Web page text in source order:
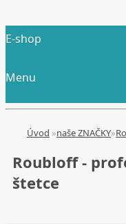
E-shop
Menu
Úvod »naše ZNAČKY»
Roubloff -
štetce